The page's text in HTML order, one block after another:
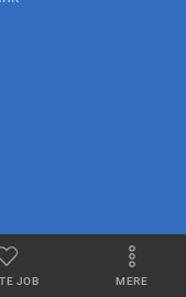
JOB MERE